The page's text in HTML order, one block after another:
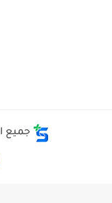
جميع